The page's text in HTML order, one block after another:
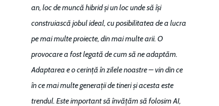
an, loc de muncă hibrid și un loc unde să își
construiască jobul ideal, cu posibilitatea de a lucra
pe mai multe proiecte, din mai multe arii. O
provocare a fost legată de cum să ne adaptăm.
Adaptarea e o cerință în zilele noastre – vin din ce
în ce mai multe generații de tineri și acesta este
trendul. Este important să învățăm să folosim AI,